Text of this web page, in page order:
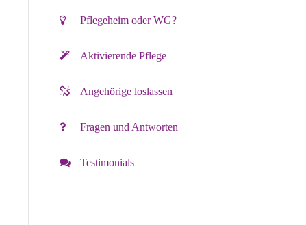
Pflegeheim oder WG?
Aktivierende Pflege
Angehörige loslassen
Fragen und Antworten
Testimonials